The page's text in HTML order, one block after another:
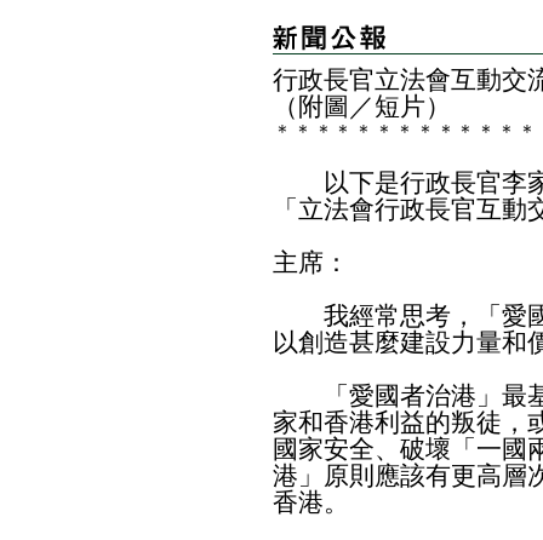
行政長官立法會互動交
（附圖／短片）
＊ ＊ ＊ ＊ ＊ ＊ ＊ ＊ ＊ ＊ ＊ ＊ ＊
以下是行政長官李家
「立法會行政長官互
主席：
我經常思考，「愛國
以創造甚麼建設力量和
「愛國者治港」最基
家和香港利益的叛徒，
國家安全、破壞「一國
港」原則應該有更高層
香港。